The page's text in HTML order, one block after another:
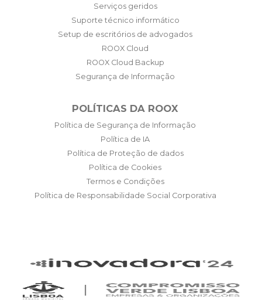
Serviços geridos
Suporte técnico informático
Setup de escritórios de advogados
ROOX Cloud
ROOX Cloud Backup
Segurança de Informação
POLÍTICAS DA ROOX
Política de Segurança de Informação
Política de IA
Política de Proteção de dados
Política de Cookies
Termos e Condições
Política de Responsabilidade Social Corporativa